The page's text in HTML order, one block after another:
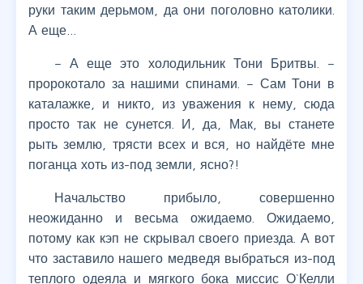
руки таким дерьмом, да они поголовно католики.
А еще…
– А еще это холодильник Тони Бритвы. –
пророкотало за нашими спинами. – Сам Тони в
каталажке, и никто, из уважения к нему, сюда
просто так не сунется. И, да, Мак, вы станете
рыть землю, трясти всех и вся, но найдёте мне
поганца хоть из-под земли, ясно?!
Начальство прибыло, совершенно
неожиданно и весьма ожидаемо. Ожидаемо,
потому как кэп не скрывал своего приезда. А вот
что заставило нашего медведя выбраться из-под
теплого одеяла и мягкого бока миссис О`Келли